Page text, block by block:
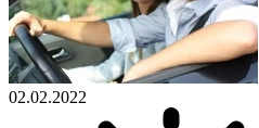
02.02.2022